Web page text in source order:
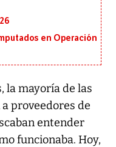
en Operación
la mayoría de las
proveedores de
entender
funcionaba. Hoy,